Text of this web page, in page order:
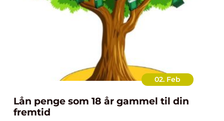
02. Feb
Lån penge som 18 år gammel til din
fremtid